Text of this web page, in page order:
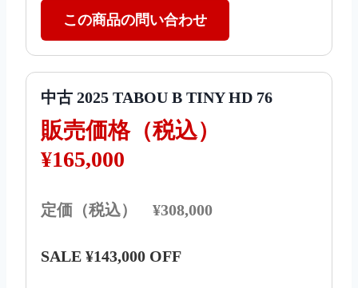
この商品の問い合わせ
中古 2025 TABOU B TINY HD 76
販売価格（税込）
¥165,000
定価（税込） ¥308,000
SALE ¥143,000 OFF